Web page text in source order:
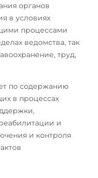
органов
в условиях
процессами
ведомства, так
труд,
по содержанию
в процессах
и
и контроля